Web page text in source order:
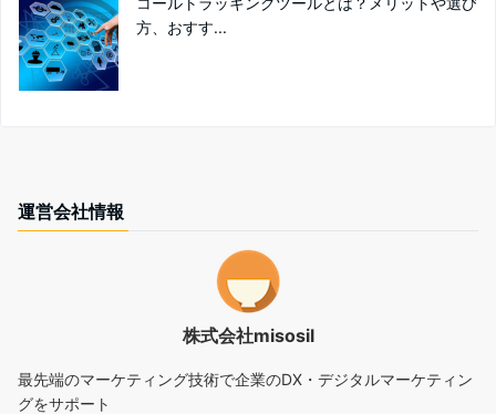
方、おすす...
運営会社情報
株式会社misosil
最先端のマーケティング技術で企業のDX・デジタルマーケティン
グをサポート